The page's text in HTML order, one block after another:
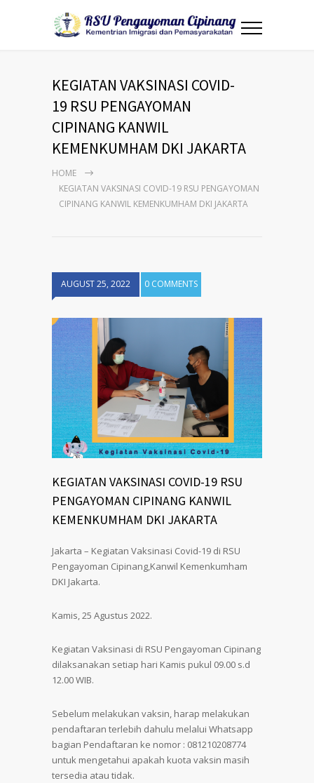
KEGIATAN VAKSINASI COVID-
19 RSU PENGAYOMAN
CIPINANG KANWIL
KEMENKUMHAM DKI JAKARTA
HOME
KEGIATAN VAKSINASI COVID-19 RSU PENGAYOMAN
CIPINANG KANWIL KEMENKUMHAM DKI JAKARTA
AUGUST 25, 2022 0 COMMENTS
KEGIATAN VAKSINASI COVID-19 RSU
PENGAYOMAN CIPINANG KANWIL
KEMENKUMHAM DKI JAKARTA
Jakarta – Kegiatan Vaksinasi Covid-19 di RSU
Pengayoman Cipinang,Kanwil Kemenkumham
DKI Jakarta.
Kamis, 25 Agustus 2022.
Kegiatan Vaksinasi di RSU Pengayoman Cipinang
dilaksanakan setiap hari Kamis pukul 09.00 s.d
12.00 WIB.
Sebelum melakukan vaksin, harap melakukan
pendaftaran terlebih dahulu melalui Whatsapp
bagian Pendaftaran ke nomor : 081210208774
untuk mengetahui apakah kuota vaksin masih
tersedia atau tidak.